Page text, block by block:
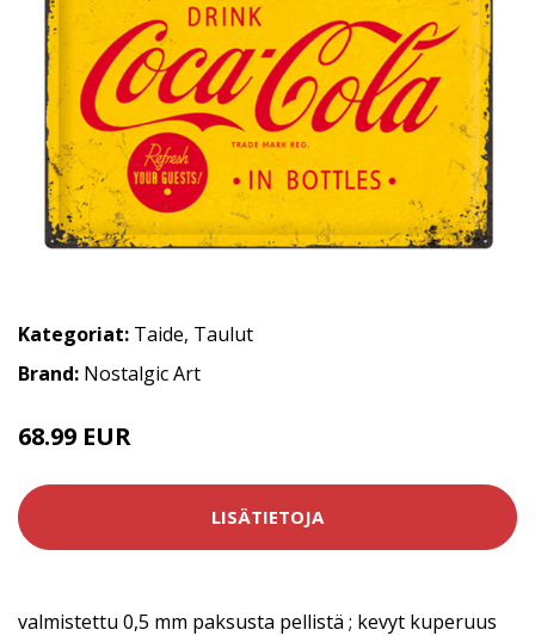
Kategoriat: Taide, Taulut
Brand: Nostalgic Art
68.99 EUR
LISÄTIETOJA
valmistettu 0,5 mm paksusta pellistä ; kevyt kuperuus